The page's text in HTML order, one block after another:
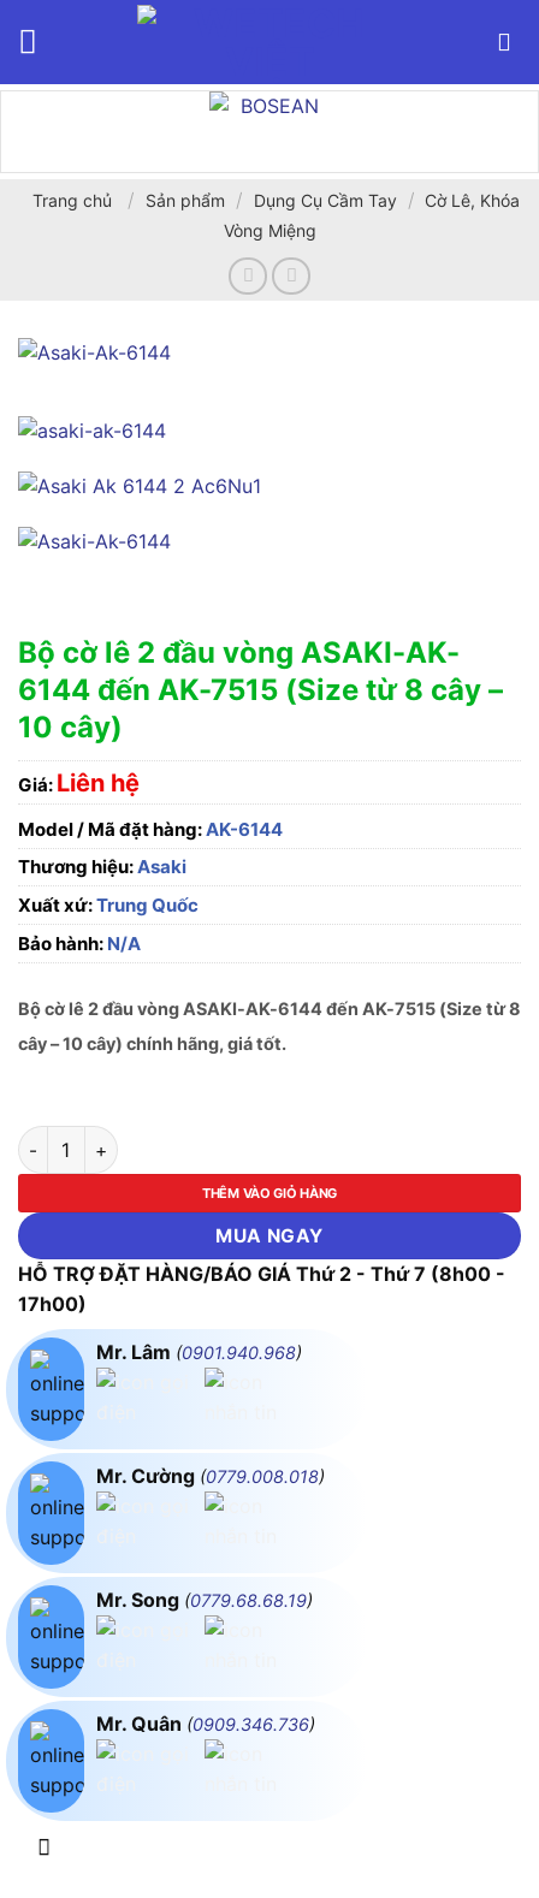
Trang chủ / Sản phẩm / Dụng Cụ Cầm Tay / Cờ Lê, Khóa
Vòng Miệng
Bộ cờ lê 2 đầu vòng ASAKI-AK-
6144 đến AK-7515 (Size từ 8 cây –
10 cây)
Giá: Liên hệ
Model / Mã đặt hàng:AK-6144
Thương hiệu:Asaki
Xuất xứ:Trung Quốc
Bảo hành: N/A
Bộ cờ lê 2 đầu vòng ASAKI-AK-6144 đến AK-7515 (Size từ 8
cây – 10 cây) chính hãng, giá tốt.
Bộ cờ lê 2 đầu vòng ASAKI-AK-6144 đến AK-7515 (Size từ 8
THÊM VÀO GIỎ HÀNG
MUA NGAY
HỖ TRỢ ĐẶT HÀNG/BÁO GIÁ Thứ 2 - Thứ 7 (8h00 -
17h00)
Mr. Lâm (0901.940.968)
Mr. Cường (0779.008.018)
Mr. Song (0779.68.68.19)
Mr. Quân (0909.346.736)